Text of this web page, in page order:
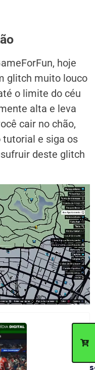
hoje
glitch muito louco
o limite do céu
alta e leva
cair no chão,
tutorial e siga os
deste glitch